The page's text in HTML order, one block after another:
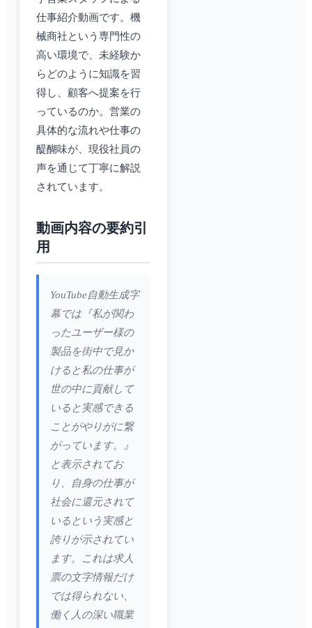
仕事紹介動画です。機
械商社という専門性の
高い環境で、未経験か
らどのように知識を習
得し、顧客へ提案を行
っているのか。営業の
具体的な流れや仕事の
醍醐味が、現役社員の
声を通じて丁寧に解説
されています。
動画内容の要約引
用
YouTube自動生成字
幕では『私が関わ
ったユーザー様の
製品を街中で見か
けると私の仕事が
世の中に貢献して
いると実感できる
ことがやりがに繋
がっています。』
と表示されてお
り、自身の仕事が
社会に還元されて
いるという実感と
誇りが示されてい
ます。これは求人
票の文字情報だけ
では得られない、
働く人の深い職業